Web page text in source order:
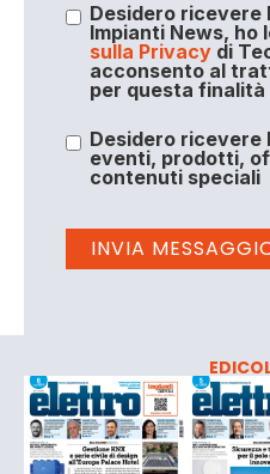
Desidero ricevere
Impianti News, ho
sulla Privacydi
acconsento al
per questa finalità
Desidero ricevere
eventi, prodotti,
contenuti speciali